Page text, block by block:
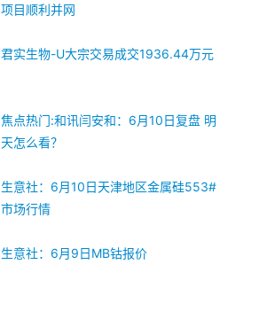
项目顺利并网
君实生物-U大宗交易成交1936.44万元
焦点热门:和讯闫安和：6月10日复盘 明
天怎么看？
生意社：6月10日天津地区金属硅553#
市场行情
生意社：6月9日MB钴报价